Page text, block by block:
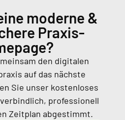
moderne &
Praxis-
den digitalen
auf das nächste
Sie unser kostenloses
professionell
Zeitplan abgestimmt.